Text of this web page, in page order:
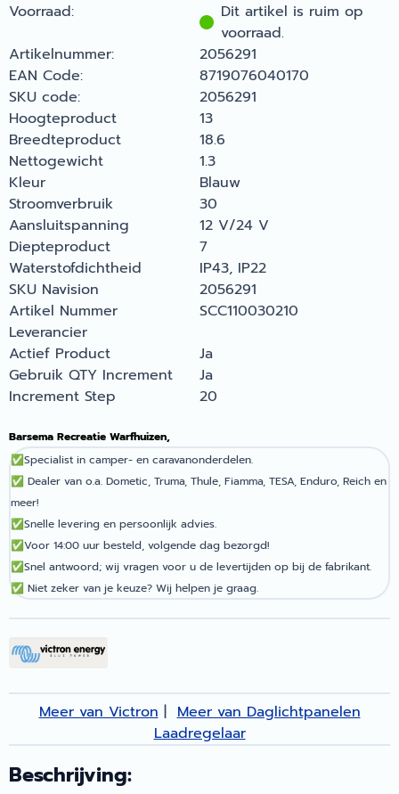
Voorraad:
Dit artikel is ruim op
voorraad.
Artikelnummer:
2056291
EAN Code:
8719076040170
SKU code:
2056291
Hoogteproduct
13
Breedteproduct
18.6
Nettogewicht
1.3
Kleur
Blauw
Stroomverbruik
30
Aansluitspanning
12 V/24 V
Diepteproduct
7
Waterstofdichtheid
IP43, IP22
SKU Navision
2056291
Artikel Nummer
Leverancier
SCC110030210
Actief Product
Ja
Gebruik QTY Increment
Ja
Increment Step
20
Barsema Recreatie Warfhuizen,
✅Specialist in camper- en caravanonderdelen.
✅ Dealer van o.a. Dometic, Truma, Thule, Fiamma, TESA, Enduro, Reich en
meer!
✅Snelle levering en persoonlijk advies.
✅Voor 14:00 uur besteld, volgende dag bezorgd!
✅Snel antwoord; wij vragen voor u de levertijden op bij de fabrikant.
✅ Niet zeker van je keuze? Wij helpen je graag.
Meer van Victron|Meer van Daglichtpanelen
Laadregelaar
Beschrijving: